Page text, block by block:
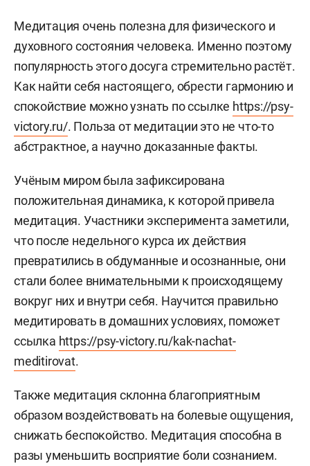
Медитация очень полезна для физического и
духовного состояния человека. Именно поэтому
популярность этого досуга стремительно растёт.
Как найти себя настоящего, обрести гармонию и
спокойствие можно узнать по ссылке https://psy-
victory.ru/. Польза от медитации это не что-то
абстрактное, а научно доказанные факты.
Учёным миром была зафиксирована
положительная динамика, к которой привела
медитация. Участники эксперимента заметили,
что после недельного курса их действия
превратились в обдуманные и осознанные, они
стали более внимательными к происходящему
вокруг них и внутри себя. Научится правильно
медитировать в домашних условиях, поможет
ссылка https://psy-victory.ru/kak-nachat-
meditirovat.
Также медитация склонна благоприятным
образом воздействовать на болевые ощущения,
снижать беспокойство. Медитация способна в
разы уменьшить восприятие боли сознанием.